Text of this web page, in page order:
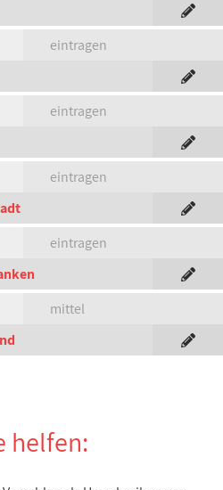
eintragen
eintragen
eintragen
eintragen
mittel
helfen: